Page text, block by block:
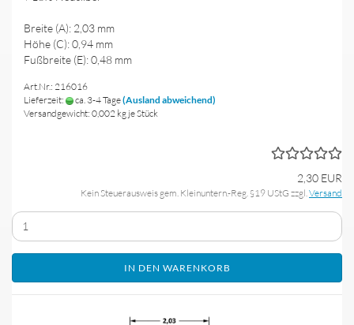
Breite (A): 2,03 mm
Höhe (C): 0,94 mm
Fußbreite (E): 0,48 mm
Art.Nr.: 216016
Lieferzeit:
ca. 3-4 Tage(Ausland abweichend)
Versandgewicht: 0,002 kg je Stück
2,30 EUR
Kein Steuerausweis gem. Kleinuntern.-Reg. §19 UStG zzgl. Versand
IN DEN WARENKORB